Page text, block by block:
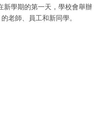
新學期的第一天，學校會舉辦
老師、員工和新同學。